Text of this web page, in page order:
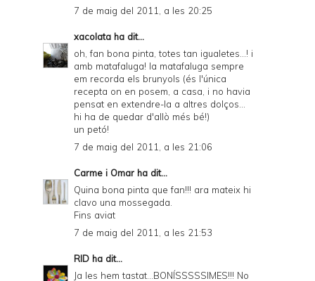
7 de maig del 2011, a les 20:25
xacolata ha dit...
oh, fan bona pinta, totes tan igualetes...! i
amb matafaluga! la matafaluga sempre
em recorda els brunyols (és l'única
recepta on en posem, a casa, i no havia
pensat en extendre-la a altres dolços...
hi ha de quedar d'allò més bé!)
un petó!
7 de maig del 2011, a les 21:06
Carme i Omar ha dit...
Quina bona pinta que fan!!! ara mateix hi
clavo una mossegada.
Fins aviat
7 de maig del 2011, a les 21:53
RID ha dit...
Ja les hem tastat...BONÍSSSSSIMES!!! No